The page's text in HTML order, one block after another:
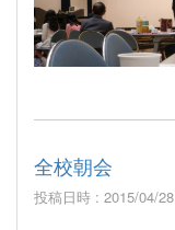
全校朝会
投稿日時 : 2015/04/28